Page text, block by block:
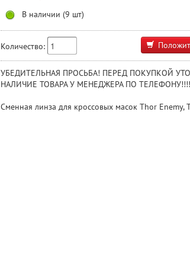
В наличии (9 шт)
Количество:
УБЕДИТЕЛЬНАЯ ПРОСЬБА! ПЕРЕД ПОКУПКОЙ
НАЛИЧИЕ ТОВАРА У МЕНЕДЖЕРА ПО
Сменная линза для кроссовых масок Thor Enemy,